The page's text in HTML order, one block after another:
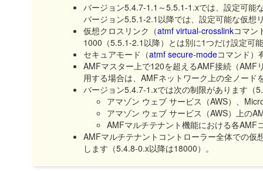
バージョン5.4.7-1.1～5.5.1-1.xでは、設定可能
バージョン5.5.1-2.1以降では、設定可能な仮想
仮想クロスリンク（atmf virtual-crosslinkコマン
1000（5.5.1-2.1以降）とは別に1つだけ設定可
セキュアモード（atmf secure-modeコマンド）
AMFマスター上で120を超えるAMF接続（AMF
用する場合は、AMFネットワーク上の全ノー
バージョン5.4.7-1.xでは次の制限があります（
アマゾン ウェブ サービス（AWS）、
アマゾン ウェブ サービス（AWS）上の
AMFマルチテナント機能における各AMF
AMFマルチテナントコントローラー全体での
します（5.4.8-0.x以降は18000）。